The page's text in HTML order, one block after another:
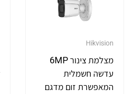
Hikvision
מצלמת צינור 6MP
עדשה חשמלית
המאפשרת זום מדגם